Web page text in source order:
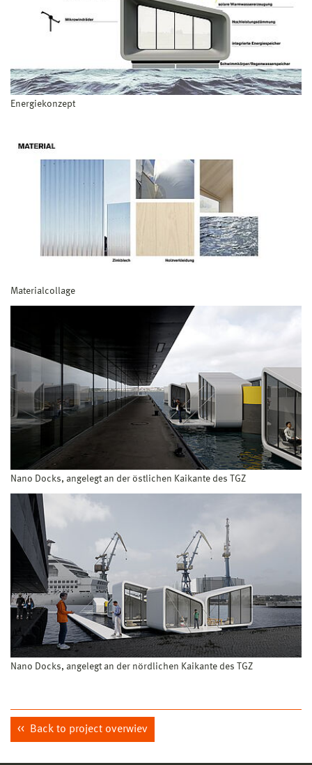
Energiekonzept
Materialcollage
Nano Docks, angelegt an der östlichen Kaikante des TGZ
Nano Docks, angelegt an der nördlichen Kaikante des TGZ
Back to project overwiev